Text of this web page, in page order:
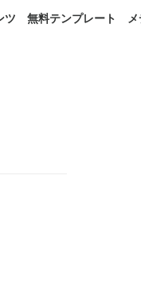
ツ 無料テンプレート